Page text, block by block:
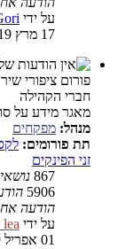
על ידי
17 מרץ 2019 16:45
פורום ציפורי
חברי הקהילה
מאגר מידע על
מנהל: מפקחים
תת פורומים:
זני הפינקים
867
5906
הודעה
על ידי
01 אפריל 2019 15:48